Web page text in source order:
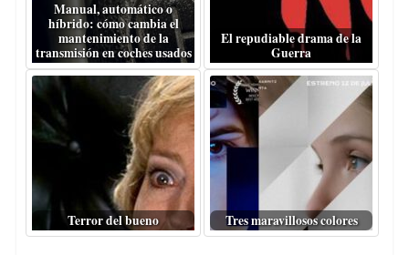
Manual, automático o
híbrido: cómo cambia el
mantenimiento de la
transmisión en coches usados
El repudiable drama de la
Guerra
Terror del bueno Tres maravillosos colores